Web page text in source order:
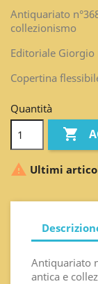
Antiquariato
collezionismo
Editoriale
Copertina
Quantità

 Ultimi
Antiquariato
antica e